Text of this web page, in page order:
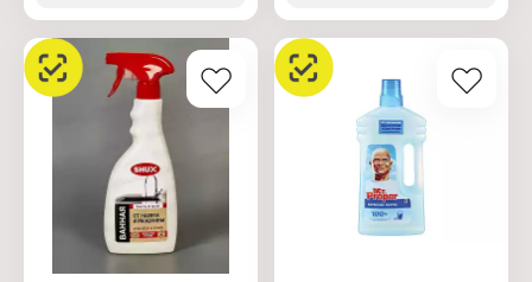
загрязнений в раковинах,
ваннах и унитазах.
Уничтожает запах и
бактерии, не повреждает
трубы, не подходит для
посудомоечных и
стиральных машин.
Состав: Гидроксид
натрия менее 30%,
вещество,
предотвращающее
спекание.
Тип товара: Чистящее
средство
Название:
"Жироудалитель"
Назначение: от нагара и
Форма выпуска: спрей
Объем: 500 мл
Упаковка: флакон с
триггером